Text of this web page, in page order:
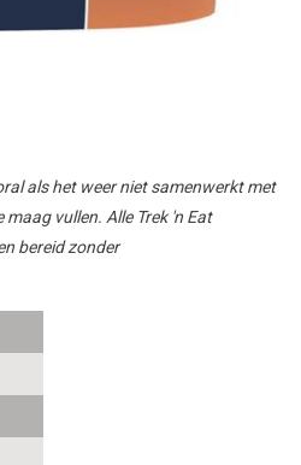
als het weer niet samenwerkt met
maag vullen. Alle Trek 'n Eat
bereid zonder